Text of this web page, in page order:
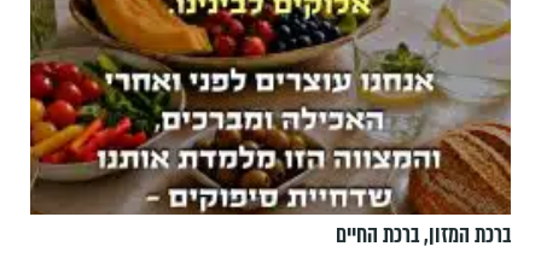
ברכת המזון, ברכת החיים